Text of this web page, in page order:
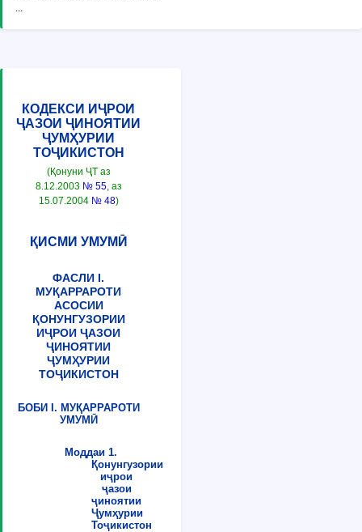
...
КОДЕКСИ ИҶРОИ
ҶАЗОИ ҶИНОЯТИИ
ҶУМҲУРИИ
ТОҶИКИСТОН
(Қонуни ҶТ аз
8.12.2003 № 55, аз
15.07.2004 № 48)
ҚИСМИ УМУМӢ
ФАСЛИ I.
МУҚАРРАРОТИ
АСОСИИ
ҚОНУНГУЗОРИИ
ИҶРОИ ҶАЗОИ
ҶИНОЯТИИ
ҶУМҲУРИИ
ТОҶИКИСТОН
БОБИ I. МУҚАРРАРОТИ
УМУМӢ
Моддаи 1.
Қонунгузории
иҷрои
ҷазои
ҷиноятии
Ҷумҳурии
Тоҷикистон